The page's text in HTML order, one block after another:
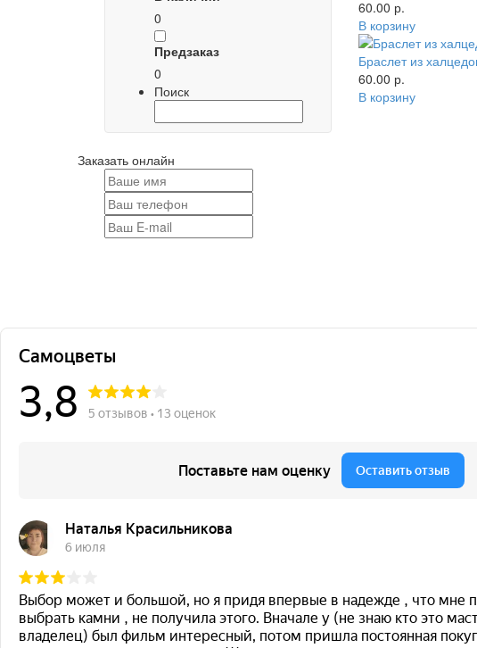
0
Предзаказ
0
Поиск
60.00 р.
В корзину
Браслет из
60.00 р.
В корзину
Заказать онлайн